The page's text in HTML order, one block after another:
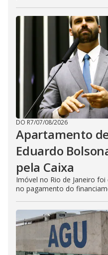
DO R7/07/08/2026
Apartamento
Eduardo
pela Caixa
Imóvel no Rio de Janeiro
no pagamento do